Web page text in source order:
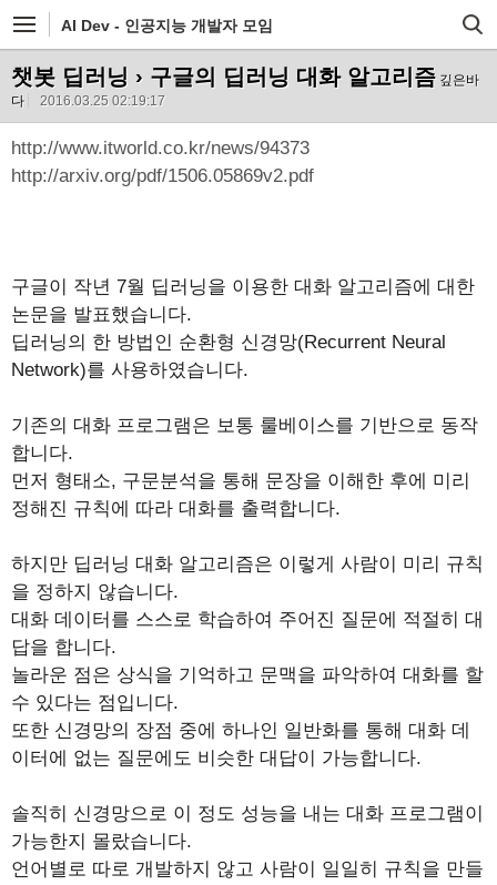
AI Dev - 인공지능 개발자 모임
챗봇 딥러닝 › 구글의 딥러닝 대화 알고리즘 깊은바
다
2016.03.25 02:19:17
http://www.itworld.co.kr/news/94373
http://arxiv.org/pdf/1506.05869v2.pdf
구글이 작년 7월 딥러닝을 이용한 대화 알고리즘에 대한
논문을 발표했습니다.
딥러닝의 한 방법인 순환형 신경망(Recurrent Neural
Network)를 사용하였습니다.
기존의 대화 프로그램은 보통 룰베이스를 기반으로 동작
합니다.
먼저 형태소, 구문분석을 통해 문장을 이해한 후에 미리
정해진 규칙에 따라 대화를 출력합니다.
하지만 딥러닝 대화 알고리즘은 이렇게 사람이 미리 규칙
을 정하지 않습니다.
대화 데이터를 스스로 학습하여 주어진 질문에 적절히 대
답을 합니다.
놀라운 점은 상식을 기억하고 문맥을 파악하여 대화를 할
수 있다는 점입니다.
또한 신경망의 장점 중에 하나인 일반화를 통해 대화 데
이터에 없는 질문에도 비슷한 대답이 가능합니다.
솔직히 신경망으로 이 정도 성능을 내는 대화 프로그램이
가능한지 몰랐습니다.
언어별로 따로 개발하지 않고 사람이 일일히 규칙을 만들